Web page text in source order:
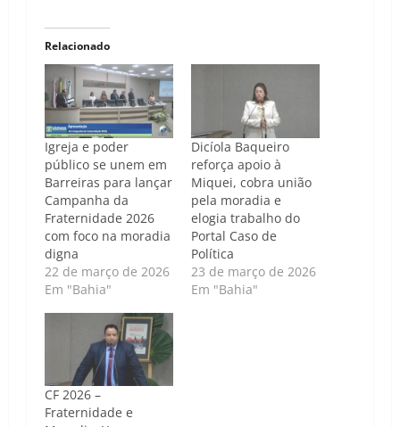
Relacionado
Igreja e poder
público se unem em
Barreiras para lançar
Campanha da
Fraternidade 2026
com foco na moradia
digna
22 de março de 2026
Em "Bahia"
Dicíola Baqueiro
reforça apoio à
Miquei, cobra união
pela moradia e
elogia trabalho do
Portal Caso de
Política
23 de março de 2026
Em "Bahia"
CF 2026 –
Fraternidade e